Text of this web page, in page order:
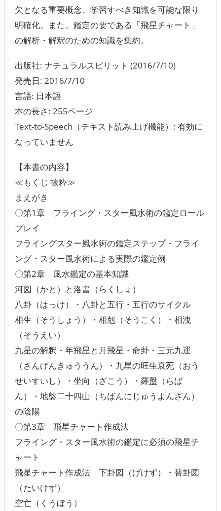
欠となる重要概念、学習すべき知識を可能な限り
明確化。また、鑑定の要である「飛星チャート」
の解析・解釈のための知識を集約。
出版社: ナチュラルスピリット (2016/7/10)
発売日: 2016/7/10
言語: ‎日本語
本の長さ: 255ページ
Text-to-Speech（テキスト読み上げ機能）: 有効に
なっていません
【本書の内容】
≪もくじ 抜粋≫
まえがき
〇第1章 フライング・スター風水術の鑑定ロール
プレイ
フライングスター風水術の鑑定ステップ・フライ
ング・スター風水術による実際の鑑定例
〇第2章 風水鑑定の基本知識
河図（かと）と洛書（らくしょ）
八卦（はっけ）・八卦と五行・五行のサイクル
相生（そうしょう）・相剋（そうこく）・相洩
（そうえい）
九星の解釈・年飛星と月飛星・命卦・三元九運
（さんげんきゅううん）・九星の旺生衰死（おう
せいすいし）・坐向（ざこう）・羅盤（らば
ん）・地盤二十四山（ちばんにじゅうよんざん）
の陰陽
〇第3章 飛星チャート作成法
フライング・スター風水術の鑑定に必須の飛星チ
ャート
飛星チャート作成法 下卦図（げけず）・替卦図
（たいけず）
空亡（くうぼう）